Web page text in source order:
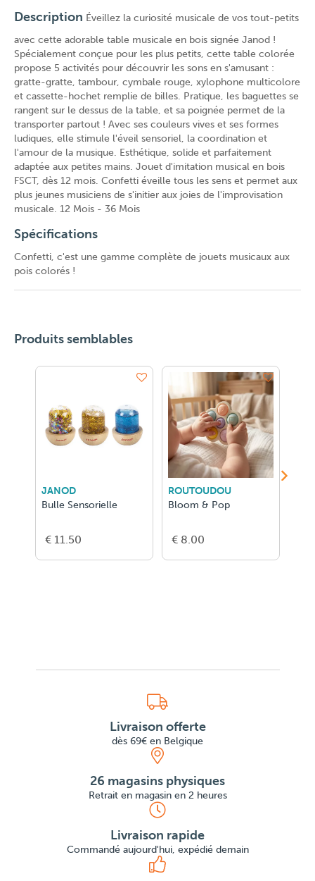
Description Éveillez la curiosité musicale de vos tout-petits
avec cette adorable table musicale en bois signée Janod !
Spécialement conçue pour les plus petits, cette table colorée
propose 5 activités pour découvrir les sons en s'amusant :
gratte-gratte, tambour, cymbale rouge, xylophone multicolore
et cassette-hochet remplie de billes. Pratique, les baguettes se
rangent sur le dessus de la table, et sa poignée permet de la
transporter partout ! Avec ses couleurs vives et ses formes
ludiques, elle stimule l'éveil sensoriel, la coordination et
l'amour de la musique. Esthétique, solide et parfaitement
adaptée aux petites mains. Jouet d'imitation musical en bois
FSCT, dès 12 mois. Confetti éveille tous les sens et permet aux
plus jeunes musiciens de s'initier aux joies de l'improvisation
musicale. 12 Mois - 36 Mois
Spécifications
Confetti, c'est une gamme complète de jouets musicaux aux
pois colorés !
Produits semblables
JANOD
Bulle Sensorielle
€ 11.50
ROUTOUDOU
Bloom & Pop
€ 8.00
Livraison offerte
dès 69€ en Belgique
26 magasins physiques
Retrait en magasin en 2 heures
Livraison rapide
Commandé aujourd'hui, expédié demain